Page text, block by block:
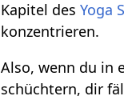
Kapitel desYoga
konzentrieren.
Also, wenn du in
schüchtern, dir